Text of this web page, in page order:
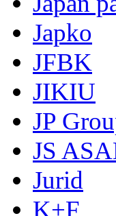
Japko
JFBK
JIKIU
JP
JS
Jurid
K+F